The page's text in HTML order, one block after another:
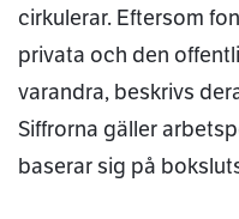
cirkulerar. Eftersom
privata och den
varandra, beskrivs
Siffrorna gäller
baserar sig på